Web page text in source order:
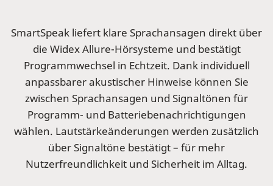
SmartSpeak liefert klare Sprachansagen direkt über
die Widex Allure-Hörsysteme und bestätigt
Programmwechsel in Echtzeit. Dank individuell
anpassbarer akustischer Hinweise können Sie
zwischen Sprachansagen und Signaltönen für
Programm- und Batteriebenachrichtigungen
wählen. Lautstärkeänderungen werden zusätzlich
über Signaltöne bestätigt – für mehr
Nutzerfreundlichkeit und Sicherheit im Alltag.